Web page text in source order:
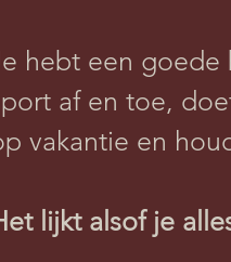
hebt een goede
af en toe,
vakantie en
lijkt alsof je